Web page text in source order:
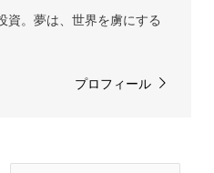
資。夢は、世界を虜にする
プロフィール